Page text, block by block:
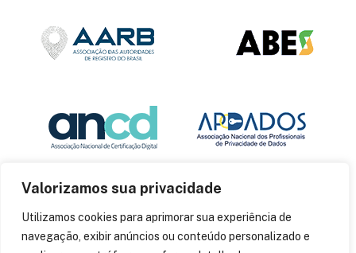
Valorizamos sua privacidade
Utilizamos cookies para aprimorar sua experiência de
navegação, exibir anúncios ou conteúdo personalizado e